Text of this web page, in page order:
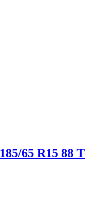
185/65 R15 88 T